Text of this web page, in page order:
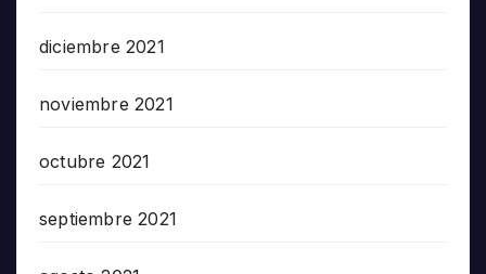
diciembre 2021
noviembre 2021
octubre 2021
septiembre 2021